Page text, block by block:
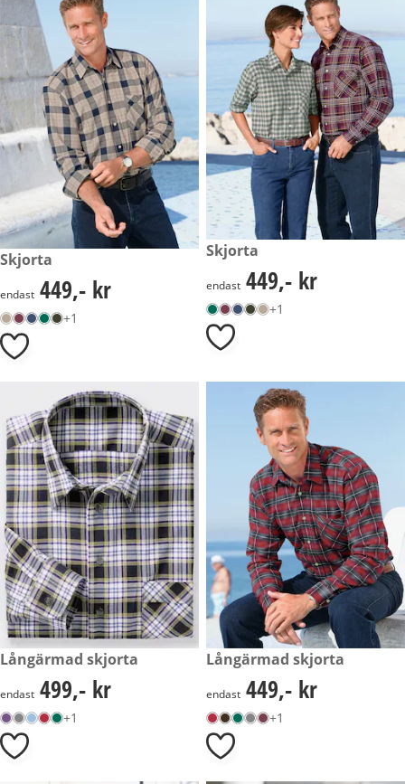
449,- kr
Skjorta
449,- kr
endast 449,- kr
+1
449,- kr
Skjorta
449,- kr
endast 449,- kr
+1
499,- kr
Långärmad skjorta
499,- kr
endast 499,- kr
+1
449,- kr
Långärmad skjorta
449,- kr
endast 449,- kr
+1